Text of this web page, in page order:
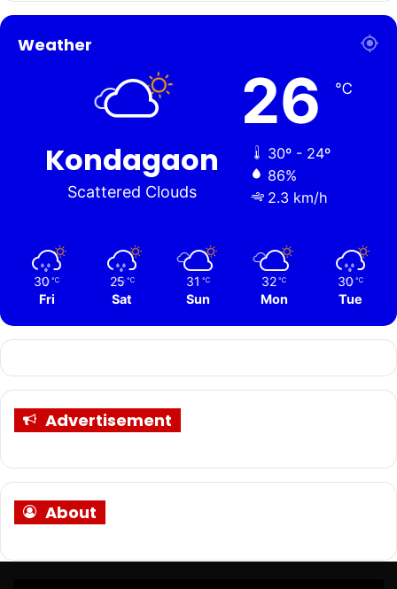
Weather
Kondagaon
Scattered Clouds
26 ℃
30º - 24º
86%
2.3 km/h
30 ℃
Fri
25 ℃
Sat
31 ℃
Sun
32 ℃
Mon
30 ℃
Tue
Advertisement
About